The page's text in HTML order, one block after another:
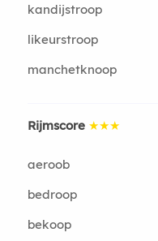
kandijstroop
likeurstroop
manchetknoop
Rijmscore ★★★
aeroob
bedroop
bekoop